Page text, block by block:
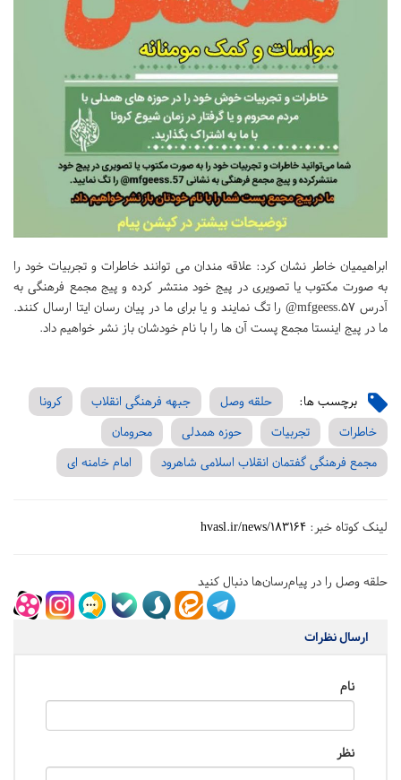
ابراهیمیان خاطر نشان کرد: علاقه مندان می توانند خاطرات و تجربیات خود را
به صورت مکتوب یا تصویری در پیج خود منتشر کرده و پیج مجمع فرهنگی به
آدرس mfgeess.57@ را تگ نمایند و یا برای ما در پیان رسان ایتا ارسال کنند.
ما در پیج اینستا مجمع پست آن ها را با نام خودشان باز نشر خواهیم داد.
برچسب ها: حلقه وصل جبهه فرهنگی انقلاب
کرونا
خاطرات
تجربیات حوزه همدلی
محرومان
مجمع فرهنگی گفتمان انقلاب اسلامی شاهرود
امام خامنه ای
لینک کوتاه خبر: hvasl.ir/news/183164
حلقه وصل را در پیام‌رسان‌ها دنبال کنید
ارسال نظرات
نام
نظر